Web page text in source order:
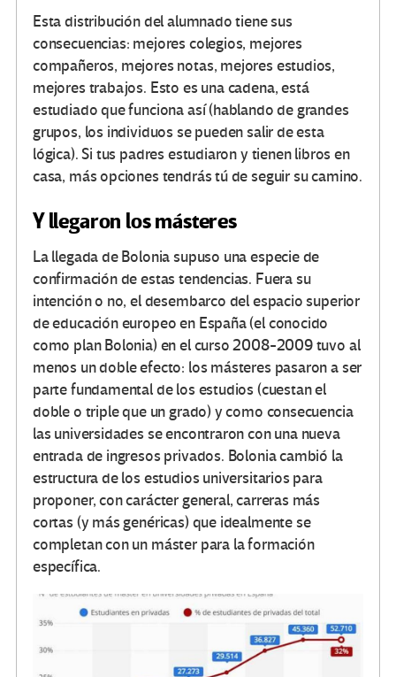
Esta distribución del alumnado tiene sus
consecuencias: mejores colegios, mejores
compañeros, mejores notas, mejores estudios,
mejores trabajos. Esto es una cadena, está
estudiado que funciona así (hablando de grandes
grupos, los individuos se pueden salir de esta
lógica). Si tus padres estudiaron y tienen libros en
casa, más opciones tendrás tú de seguir su camino.
Y llegaron los másteres
La llegada de Bolonia supuso una especie de
confirmación de estas tendencias. Fuera su
intención o no, el desembarco del espacio superior
de educación europeo en España (el conocido
como plan Bolonia) en el curso 2008-2009 tuvo al
menos un doble efecto: los másteres pasaron a ser
parte fundamental de los estudios (cuestan el
doble o triple que un grado) y como consecuencia
las universidades se encontraron con una nueva
entrada de ingresos privados. Bolonia cambió la
estructura de los estudios universitarios para
proponer, con carácter general, carreras más
cortas (y más genéricas) que idealmente se
completan con un máster para la formación
específica.